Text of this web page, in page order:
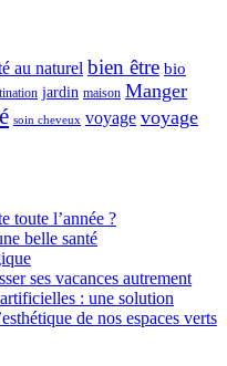
au naturel bien être bio
jardin maison Manger
soin cheveux voyage voyage
toute l’année ?
belle santé
ses vacances autrement
: une solution
de nos espaces verts